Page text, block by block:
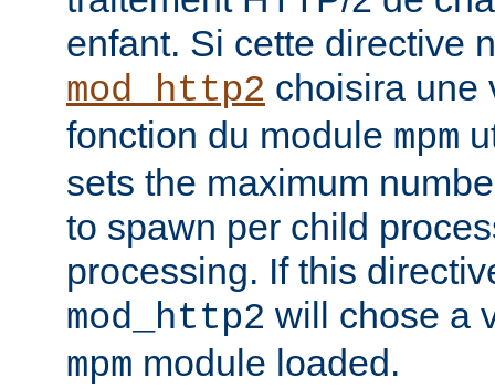
enfant. Si cette directive
mod_http2 choisira une
fonction du module mpm
sets the maximum
to spawn per child
processing. If this
mod_http2 will chose a
mpm module loaded.